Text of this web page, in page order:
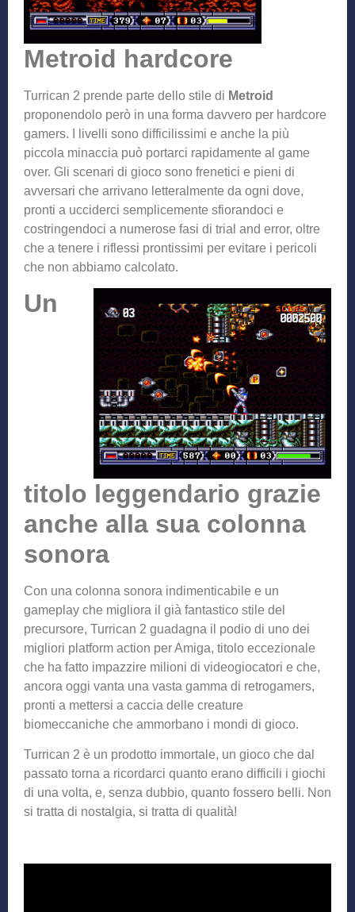
Metroid hardcore
Turrican 2 prende parte dello stile di Metroid
proponendolo però in una forma davvero per hardcore
gamers. I livelli sono difficilissimi e anche la più
piccola minaccia può portarci rapidamente al game
over. Gli scenari di gioco sono frenetici e pieni di
avversari che arrivano letteralmente da ogni dove,
pronti a ucciderci semplicemente sfiorandoci e
costringendoci a numerose fasi di trial and error, oltre
che a tenere i riflessi prontissimi per evitare i pericoli
che non abbiamo calcolato.
Un
titolo leggendario grazie
anche alla sua colonna
sonora
Con una colonna sonora indimenticabile e un
gameplay che migliora il già fantastico stile del
precursore, Turrican 2 guadagna il podio di uno dei
migliori platform action per Amiga, titolo eccezionale
che ha fatto impazzire milioni di videogiocatori e che,
ancora oggi vanta una vasta gamma di retrogamers,
pronti a mettersi a caccia delle creature
biomeccaniche che ammorbano i mondi di gioco.
Turrican 2 è un prodotto immortale, un gioco che dal
passato torna a ricordarci quanto erano difficili i giochi
di una volta, e, senza dubbio, quanto fossero belli. Non
si tratta di nostalgia, si tratta di qualità!